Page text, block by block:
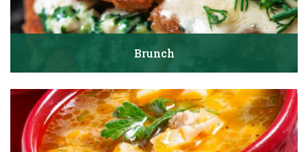
Brunch